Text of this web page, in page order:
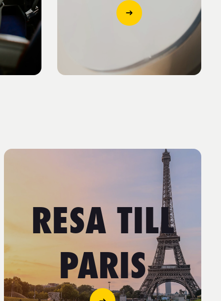
RESA TILL
PARIS